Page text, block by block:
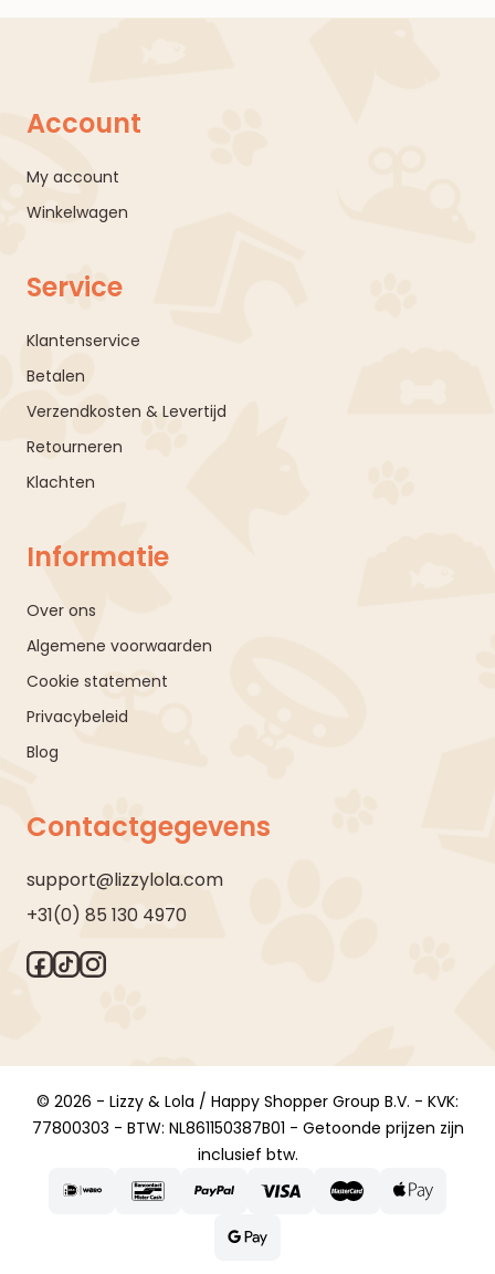
Account
My account
Winkelwagen
Service
Klantenservice
Betalen
Verzendkosten & Levertijd
Retourneren
Klachten
Informatie
Over ons
Algemene voorwaarden
Cookie statement
Privacybeleid
Blog
Contactgegevens
support@lizzylola.com
+31(0) 85 130 4970
© 2026 - Lizzy & Lola / Happy Shopper Group B.V. - KVK:
77800303 - BTW: NL861150387B01 - Getoonde prijzen zijn
inclusief btw.